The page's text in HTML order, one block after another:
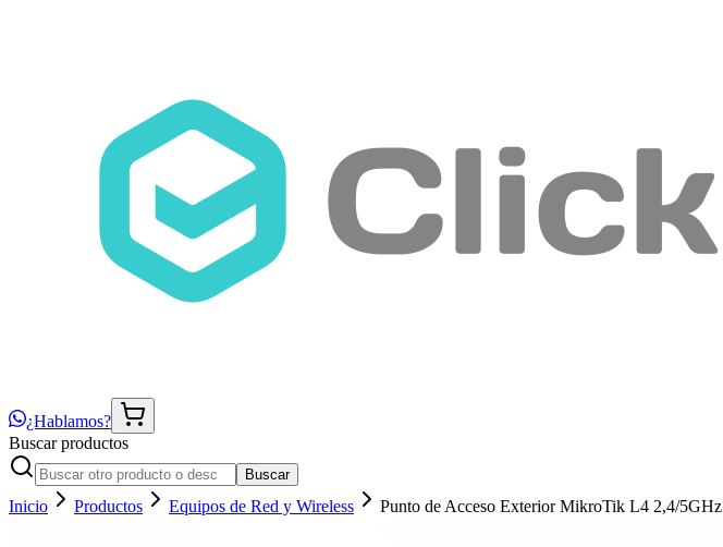
¿Hablamos?
Buscar productos
Buscar
Inicio Productos Equipos de Red y Wireless Punto de Acceso Exterior MikroTik L4 2,4/5GHz